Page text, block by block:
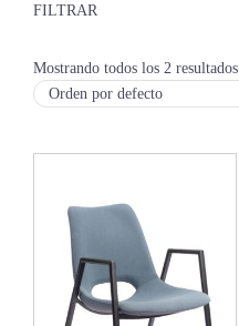
FILTRAR
Mostrando todos los 2 resultados